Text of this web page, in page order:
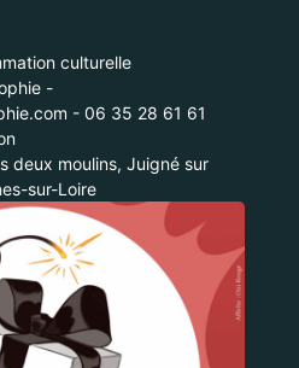
culturelle
-
- 06 35 28 61 61
deux moulins, Juigné sur
sur-Loire